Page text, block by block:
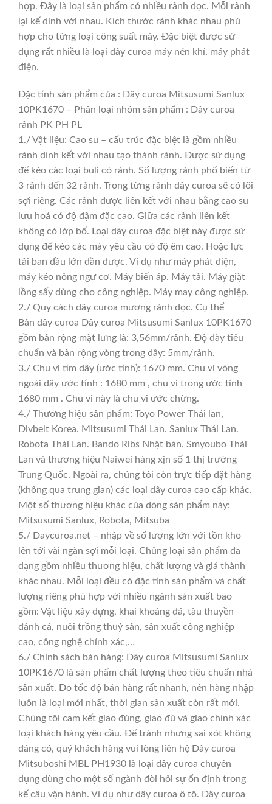
hợp. Đây là loại sản phẩm có nhiều rảnh dọc. Mỗi rảnh
lại kế dính với nhau. Kích thước rảnh khác nhau phù
hợp cho từng loại công suất máy. Đặc biệt được sử
dụng rất nhiều là loại dây curoa máy nén khí, máy phát
điện.
Đặc tính sản phẩm của : Dây curoa Mitsusumi Sanlux
10PK1670 – Phân loại nhóm sản phẩm : Dây curoa
rảnh PK PH PL
1./ Vật liệu: Cao su – cấu trúc đặc biệt là gồm nhiều
rảnh dính kết với nhau tạo thành rảnh. Được sử dụng
để kéo các loại buli có rảnh. Số lượng rảnh phổ biến từ
3 rảnh đến 32 rảnh. Trong từng rảnh dây curoa sẽ có lõi
sợi riêng. Các rảnh được liên kết với nhau bằng cao su
lưu hoá có độ đậm đặc cao. Giữa các rảnh liên kết
không có lớp bố. Loại dây curoa đặc biệt này được sử
dụng để kéo các máy yêu cầu có độ êm cao. Hoặc lực
tải ban đầu lớn dần được. Ví dụ như máy phát điện,
máy kéo nông ngư cơ. Máy biến áp. Máy tải. Máy giặt
lồng sấy dùng cho công nghiệp. Máy may công nghiệp.
2./ Quy cách dây curoa mương rảnh dọc. Cụ thể
Bản dây curoa Dây curoa Mitsusumi Sanlux 10PK1670
gồm bản rộng mặt lưng là: 3,56mm/rảnh. Độ dày tiêu
chuẩn và bản rộng vòng trong dây: 5mm/rảnh.
3./ Chu vi tim dây (ước tính): 1670 mm. Chu vi vòng
ngoài dây ước tính : 1680 mm , chu vi trong ước tính
1680 mm . Chu vi này là chu vi ước chừng.
4./ Thương hiệu sản phẩm: Toyo Power Thái lan,
Divbelt Korea. Mitsusumi Thái Lan. Sanlux Thái Lan.
Robota Thái Lan. Bando Ribs Nhật bản. Smyoubo Thái
Lan và thương hiệu Naiwei hàng xịn số 1 thị trường
Trung Quốc. Ngoài ra, chúng tôi còn trực tiếp đặt hàng
(không qua trung gian) các loại dây curoa cao cấp khác.
Một số thương hiệu khác của dòng sản phẩm này:
Mitsusumi Sanlux, Robota, Mitsuba
5./ Daycuroa.net – nhập về số lượng lớn với tồn kho
lên tới vài ngàn sợi mỗi loại. Chủng loại sản phẩm đa
dạng gồm nhiều thương hiệu, chất lượng và giá thành
khác nhau. Mỗi loại đều có đặc tính sản phẩm và chất
lượng riêng phù hợp với nhiều ngành sản xuất bao
gồm: Vật liệu xây dựng, khai khoáng đá, tàu thuyền
đánh cá, nuôi trồng thuỷ sản, sản xuất công nghiệp
cao, công nghệ chính xác,…
6./ Chính sách bán hàng: Dây curoa Mitsusumi Sanlux
10PK1670 là sản phẩm chất lượng theo tiêu chuẩn nhà
sản xuất. Do tốc độ bán hàng rất nhanh, nên hàng nhập
luôn là loại mới nhất, thời gian sản xuất còn rất mới.
Chúng tôi cam kết giao đúng, giao đủ và giao chính xác
loại khách hàng yêu cầu. Để tránh nhưng sai xót không
đáng có, quý khách hàng vui lòng liên hệ Dây curoa
Mitsuboshi MBL PH1930 là loại dây curoa chuyên
dụng dùng cho một số ngành đòi hỏi sự ổn định trong
kế câu vận hành. Ví dụ như dây curoa ô tô. Dây curoa